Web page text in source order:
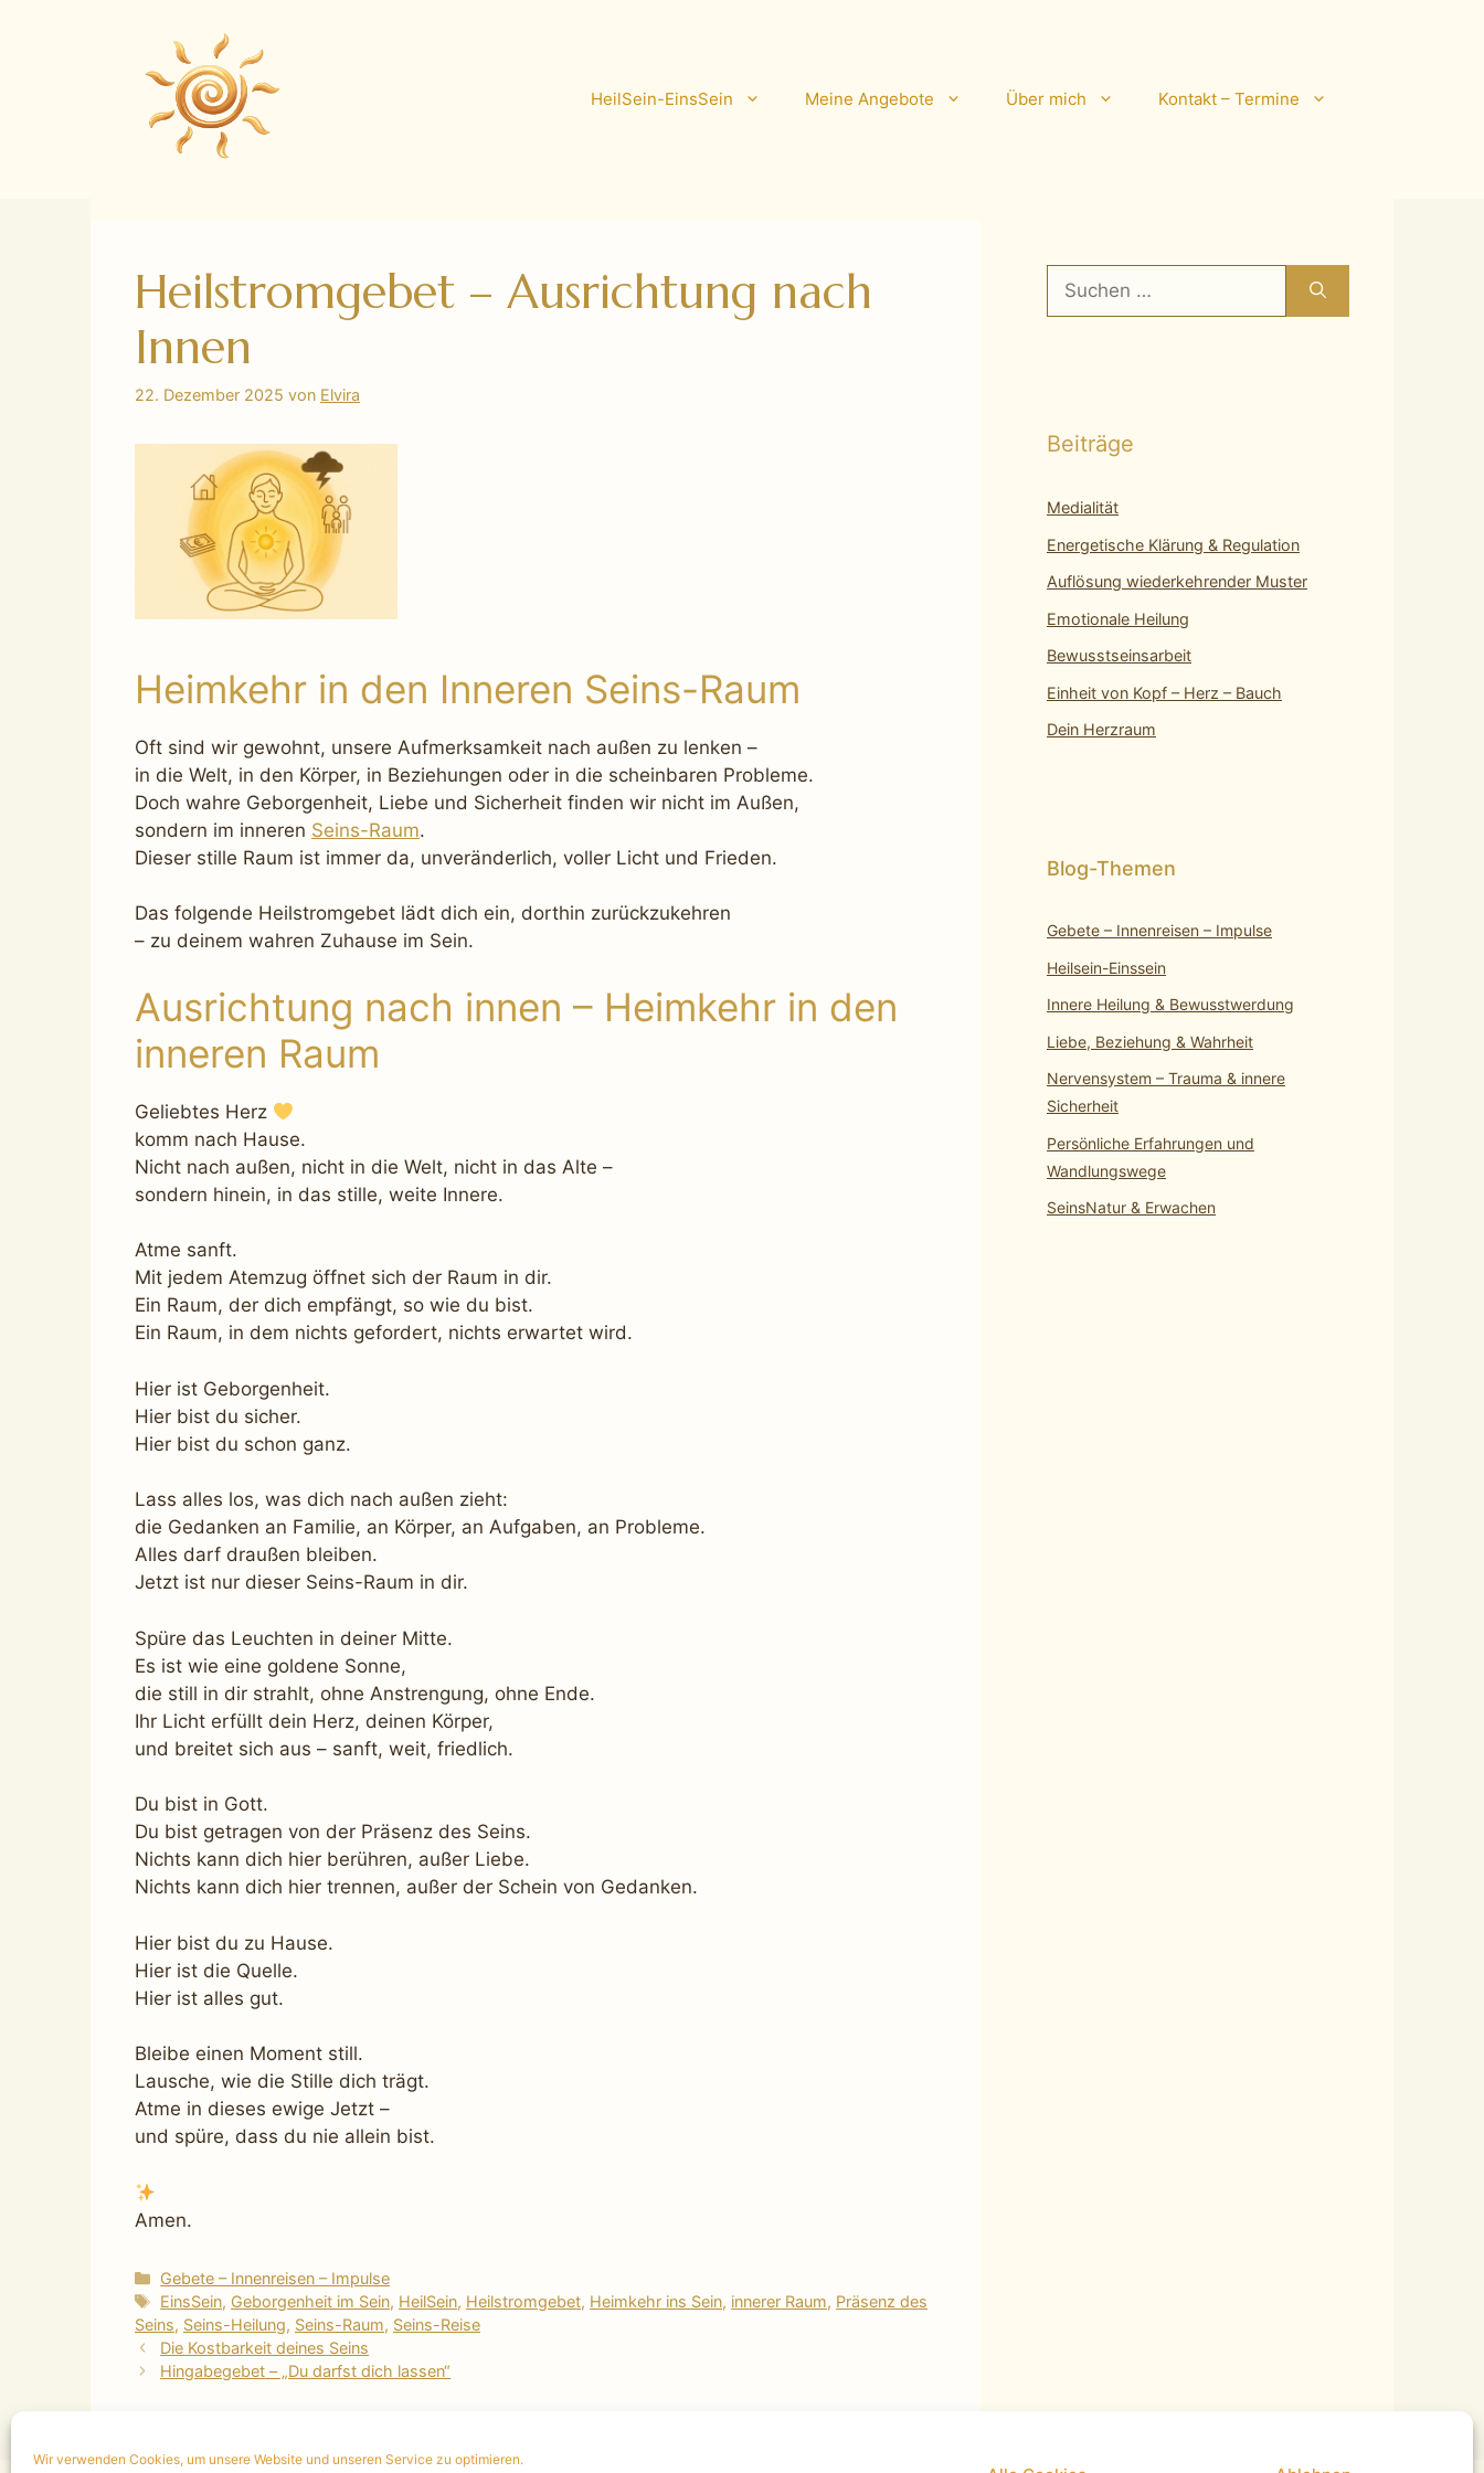
Wir verwenden Cookies, um unsere Website und unseren Service zu optimieren.
HeilSein-EinsSein Meine Angebote Über mich Kontakt – Termine
Heilstromgebet – Ausrichtung nach
Innen
22. Dezember 2025 von Elvira
Heimkehr in den Inneren Seins-Raum
Oft sind wir gewohnt, unsere Aufmerksamkeit nach außen zu lenken –
in die Welt, in den Körper, in Beziehungen oder in die scheinbaren Probleme.
Doch wahre Geborgenheit, Liebe und Sicherheit finden wir nicht im Außen,
sondern im inneren Seins-Raum.
Dieser stille Raum ist immer da, unveränderlich, voller Licht und Frieden.
Das folgende Heilstromgebet lädt dich ein, dorthin zurückzukehren
– zu deinem wahren Zuhause im Sein.
Ausrichtung nach innen – Heimkehr in den
inneren Raum
Geliebtes Herz
komm nach Hause.
Nicht nach außen, nicht in die Welt, nicht in das Alte –
sondern hinein, in das stille, weite Innere.
Atme sanft.
Mit jedem Atemzug öffnet sich der Raum in dir.
Ein Raum, der dich empfängt, so wie du bist.
Ein Raum, in dem nichts gefordert, nichts erwartet wird.
Hier ist Geborgenheit.
Hier bist du sicher.
Hier bist du schon ganz.
Lass alles los, was dich nach außen zieht:
die Gedanken an Familie, an Körper, an Aufgaben, an Probleme.
Alles darf draußen bleiben.
Jetzt ist nur dieser Seins-Raum in dir.
Spüre das Leuchten in deiner Mitte.
Es ist wie eine goldene Sonne,
die still in dir strahlt, ohne Anstrengung, ohne Ende.
Ihr Licht erfüllt dein Herz, deinen Körper,
und breitet sich aus – sanft, weit, friedlich.
Du bist in Gott.
Du bist getragen von der Präsenz des Seins.
Nichts kann dich hier berühren, außer Liebe.
Nichts kann dich hier trennen, außer der Schein von Gedanken.
Hier bist du zu Hause.
Hier ist die Quelle.
Hier ist alles gut.
Bleibe einen Moment still.
Lausche, wie die Stille dich trägt.
Atme in dieses ewige Jetzt –
und spüre, dass du nie allein bist.
Amen.
Kategorien
Gebete – Innenreisen – Impulse
Schlagwörter
EinsSein, Geborgenheit im Sein, HeilSein, Heilstromgebet, Heimkehr ins Sein, innerer Raum, Präsenz des
Seins, Seins-Heilung, Seins-Raum, Seins-Reise
Die Kostbarkeit deines Seins
Hingabegebet – „Du darfst dich lassen“
Suchen
nach:
Beiträge
Medialität
Energetische Klärung & Regulation
Auflösung wiederkehrender Muster
Emotionale Heilung
Bewusstseinsarbeit
Einheit von Kopf – Herz – Bauch
Dein Herzraum
Gebete – Innenreisen – Impulse
Heilsein-Einssein
Innere Heilung & Bewusstwerdung
Liebe, Beziehung & Wahrheit
Nervensystem – Trauma & innere
Sicherheit
Persönliche Erfahrungen und
Wandlungswege
SeinsNatur & Erwachen